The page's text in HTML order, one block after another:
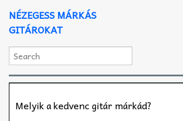
NÉZEGESS MÁRKÁS
GITÁROKAT
Melyik a kedvenc gitár márkád?